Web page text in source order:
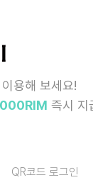
용해 보세요!
즉시 지
QR코드 로그인